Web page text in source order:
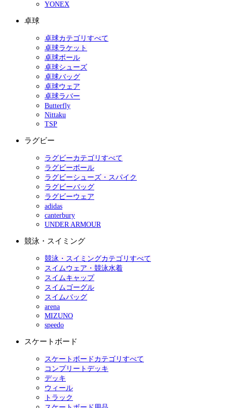
YONEX
卓球
卓球カテゴリすべて
卓球ラケット
卓球ボール
卓球シューズ
卓球バッグ
卓球ウェア
卓球ラバー
Butterfly
Nittaku
TSP
ラグビー
ラグビーカテゴリすべて
ラグビーボール
ラグビーシューズ・スパイク
ラグビーバッグ
ラグビーウェア
adidas
canterbury
UNDER ARMOUR
競泳・スイミング
競泳・スイミングカテゴリすべて
スイムウェア・競泳水着
スイムキャップ
スイムゴーグル
スイムバッグ
arena
MIZUNO
speedo
スケートボード
スケートボードカテゴリすべて
コンプリートデッキ
デッキ
ウィール
トラック